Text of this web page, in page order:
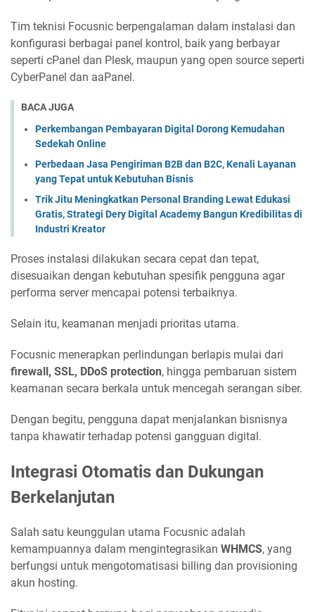
Tim teknisi Focusnic berpengalaman dalam instalasi dan
konfigurasi berbagai panel kontrol, baik yang berbayar
seperti cPanel dan Plesk, maupun yang open source seperti
CyberPanel dan aaPanel.
BACA JUGA
Perkembangan Pembayaran Digital Dorong Kemudahan
Sedekah Online
Perbedaan Jasa Pengiriman B2B dan B2C, Kenali Layanan
yang Tepat untuk Kebutuhan Bisnis
Trik Jitu Meningkatkan Personal Branding Lewat Edukasi
Gratis, Strategi Dery Digital Academy Bangun Kredibilitas di
Industri Kreator
Proses instalasi dilakukan secara cepat dan tepat,
disesuaikan dengan kebutuhan spesifik pengguna agar
performa server mencapai potensi terbaiknya.
Selain itu, keamanan menjadi prioritas utama.
Focusnic menerapkan perlindungan berlapis mulai dari
firewall, SSL, DDoS protection, hingga pembaruan sistem
keamanan secara berkala untuk mencegah serangan siber.
Dengan begitu, pengguna dapat menjalankan bisnisnya
tanpa khawatir terhadap potensi gangguan digital.
Integrasi Otomatis dan Dukungan
Berkelanjutan
Salah satu keunggulan utama Focusnic adalah
kemampuannya dalam mengintegrasikan WHMCS, yang
berfungsi untuk mengotomatisasi billing dan provisioning
akun hosting.